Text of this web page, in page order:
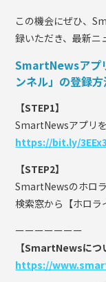
この機会にぜひ、
録いただき、最新ニ
SmartNewsアプ
ンネル」の登録
【STEP1】
SmartNewsアプリ
https://bit.ly/
【STEP2】
SmartNewsのホロ
検索窓から【ホロ
ーーーーーーー
【SmartNewsにつ
https://